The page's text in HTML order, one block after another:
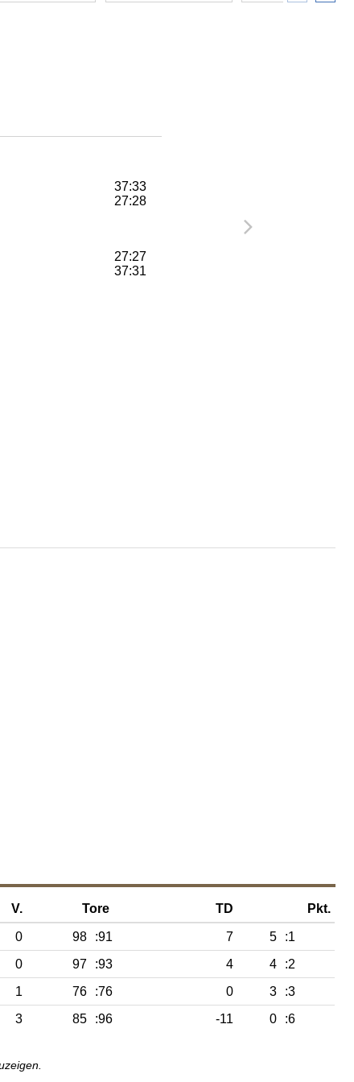
37:33
27:28
27:27
37:31
V. Tore TD Pkt.
0 98 :91 7 5
:1
0 97 :93 4 4
:2
1 76 :76 0 3
:3
3 85 :96 -11 0 :6